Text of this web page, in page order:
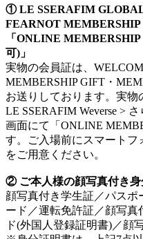
① LE SSERAFIM
FEARNOT MEMBERSHIP
「ONLINE
可)」
実物の会員証は、
MEMBERSHIP GIFT・
お送りしております。実物
LE SSERAFIM Weverse >
画面にて「ONLINE
す。ご入場前にスマート
をご用意ください。
② ご本人様の顔写真付き身
顔写真付き学生証／パスポ
ード／運転免許証／顔写
ド(外国人登録証明書)／顔